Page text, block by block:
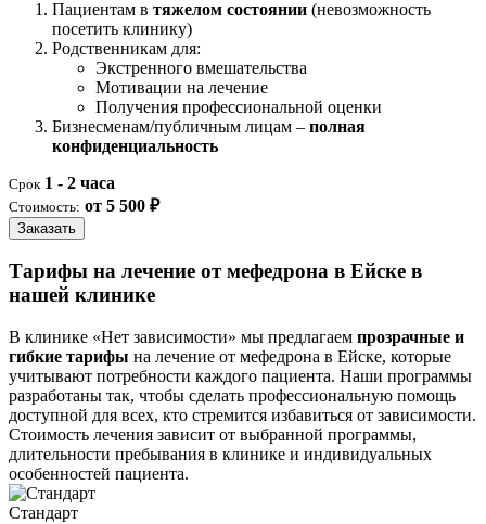
Пациентам в тяжелом состоянии (невозможность
посетить клинику)
Родственникам для:
Экстренного вмешательства
Мотивации на лечение
Получения профессиональной оценки
Бизнесменам/публичным лицам – полная
конфиденциальность
Срок 1 - 2 часа
Стоимость: от 5 500 ₽
Заказать
Тарифы на лечение от мефедрона в Ейске в
нашей клинике
В клинике «Нет зависимости» мы предлагаем прозрачные и
гибкие тарифы на лечение от мефедрона в Ейске, которые
учитывают потребности каждого пациента. Наши программы
разработаны так, чтобы сделать профессиональную помощь
доступной для всех, кто стремится избавиться от зависимости.
Стоимость лечения зависит от выбранной программы,
длительности пребывания в клинике и индивидуальных
особенностей пациента.
Стандарт